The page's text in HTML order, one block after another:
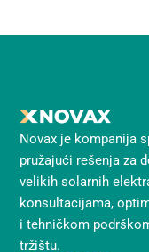
Novax je kompanija
pružajući rešenja za
velikih solarnih
konsultacijama,
i tehničkom
tržištu.